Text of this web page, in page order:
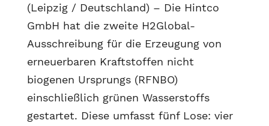
(Leipzig / Deutschland) – Die Hintco
GmbH hat die zweite H2Global-
Ausschreibung für die Erzeugung von
erneuerbaren Kraftstoffen nicht
biogenen Ursprungs (RFNBO)
einschließlich grünen Wasserstoffs
gestartet. Diese umfasst fünf Lose: vier